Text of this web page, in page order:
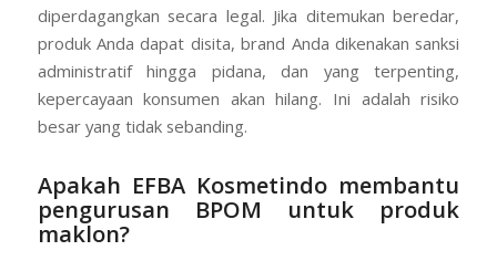
diperdagangkan secara legal. Jika ditemukan beredar,
produk Anda dapat disita, brand Anda dikenakan sanksi
administratif hingga pidana, dan yang terpenting,
kepercayaan konsumen akan hilang. Ini adalah risiko
besar yang tidak sebanding.
Apakah EFBA Kosmetindo membantu
pengurusan BPOM untuk produk
maklon?